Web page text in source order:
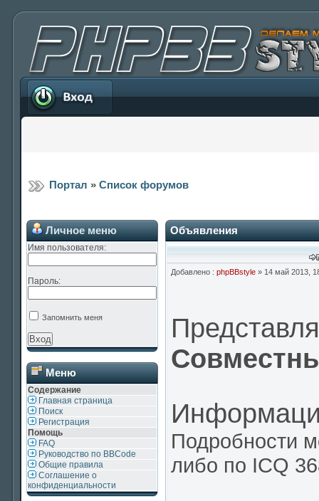
Вход
Портал » Список форумов
Личное меню
Имя пользователя:
Пароль:
Запомнить меня
Меню
Содержание
Главная страница
Поиск
Регистрация
Помощь
FAQ
Руководство по BBCode
Общие правила
Соглашение о
конфиденциальности
Объявления
Добавлено : phpBBstyle » 14 май 2013,
Подробности
либо по ICQ